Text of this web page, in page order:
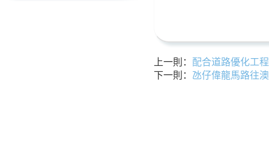
上一則： 配合道路優化工
下一則： 氹仔偉龍馬路往